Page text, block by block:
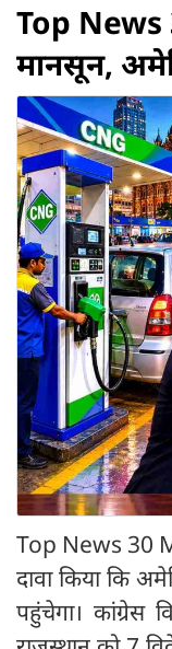
Top News
मानसून,
Top News 30
दावा किया कि
पहुंचेगा।